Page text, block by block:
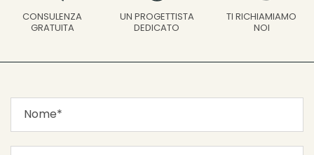
CONSULENZA
GRATUITA
UN PROGETTISTA
DEDICATO
TI RICHIAMIAMO
NOI